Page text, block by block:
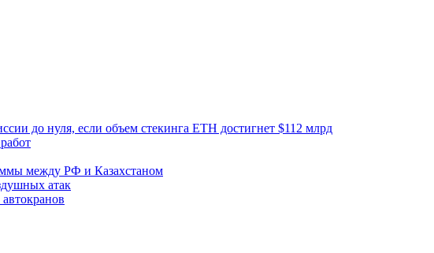
до нуля, если объем стекинга ETH достигнет $112 млрд
между РФ и Казахстаном
атак